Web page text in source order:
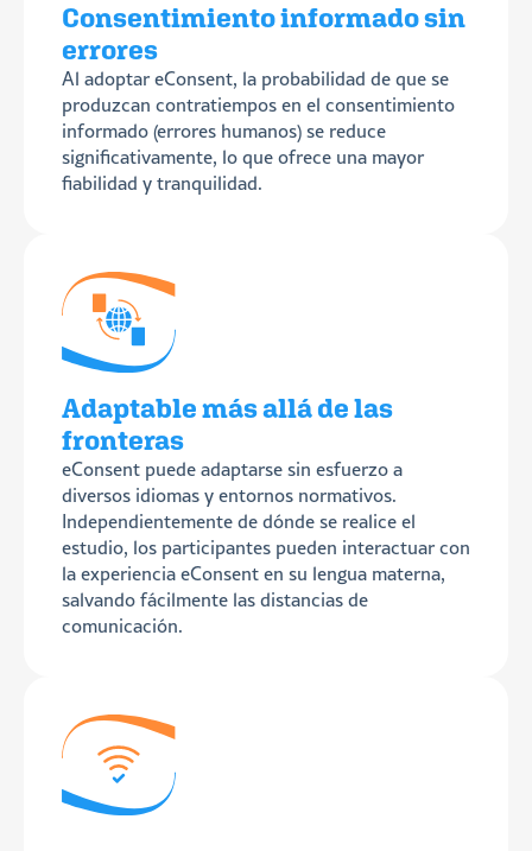
Consentimiento informado sin
errores
Al adoptar eConsent, la probabilidad de que se
produzcan contratiempos en el consentimiento
informado (errores humanos) se reduce
significativamente, lo que ofrece una mayor
fiabilidad y tranquilidad.
Adaptable más allá de las
fronteras
eConsent puede adaptarse sin esfuerzo a
diversos idiomas y entornos normativos.
Independientemente de dónde se realice el
estudio, los participantes pueden interactuar con
la experiencia eConsent en su lengua materna,
salvando fácilmente las distancias de
comunicación.